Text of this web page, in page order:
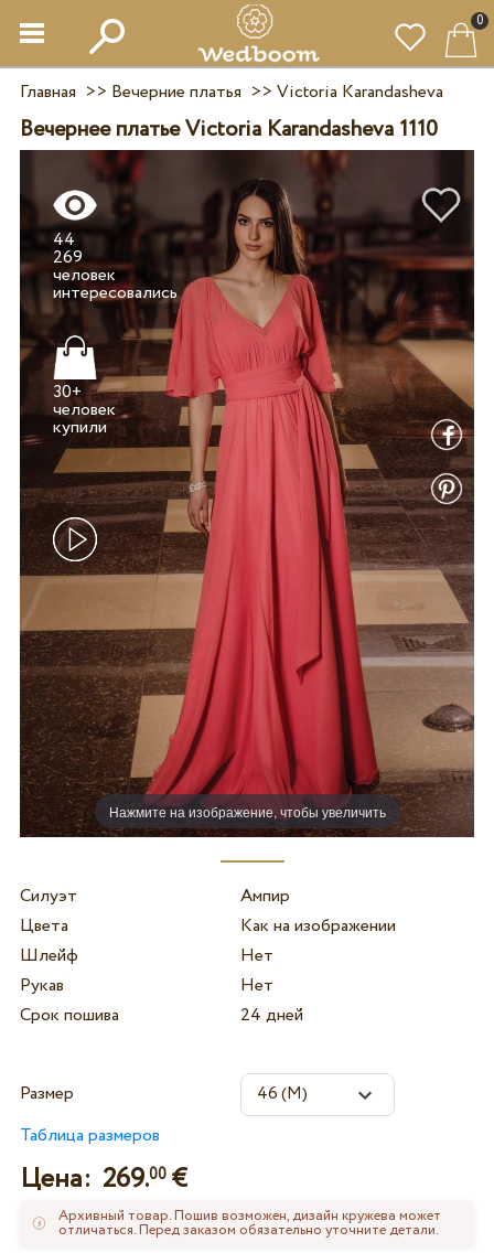
0
Главная >> Вечерние платья >> Victoria Karandasheva
Вечернее платье Victoria Karandasheva 1110
Нажмите на изображение, чтобы увеличить
44
269
человек
интересовались
30+
человек
купили
Силуэт
Ампир
Цвета
Как на изображении
Шлейф
Нет
Рукав
Нет
Срок пошива
24 дней
Размер
Таблица размеров
Цена: 269.00€
Архивный товар. Пошив возможен, дизайн кружева может
отличаться. Перед заказом обязательно уточните детали.